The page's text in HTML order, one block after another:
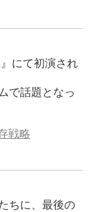
にて初演され
で話題となっ
戦略
ちに、最後の